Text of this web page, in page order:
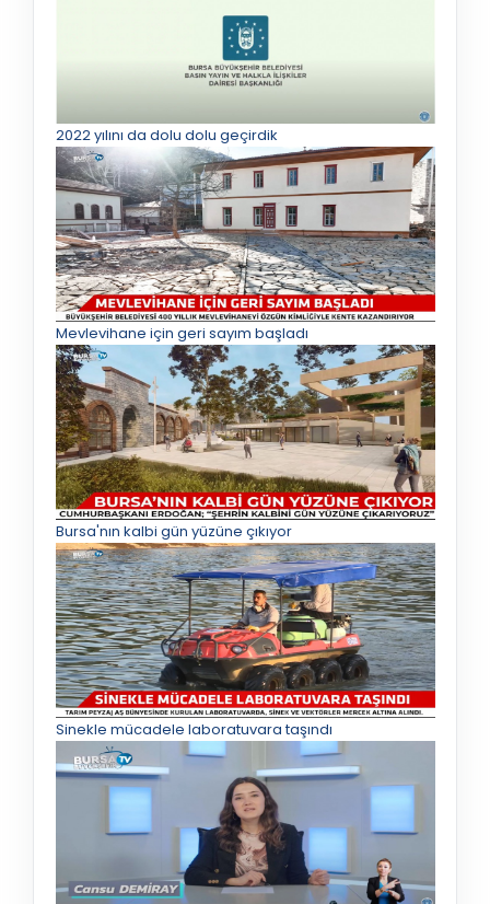
2022 yılını da dolu dolu geçirdik
Mevlevihane için geri sayım başladı
Bursa'nın kalbi gün yüzüne çıkıyor
Sinekle mücadele laboratuvara taşındı